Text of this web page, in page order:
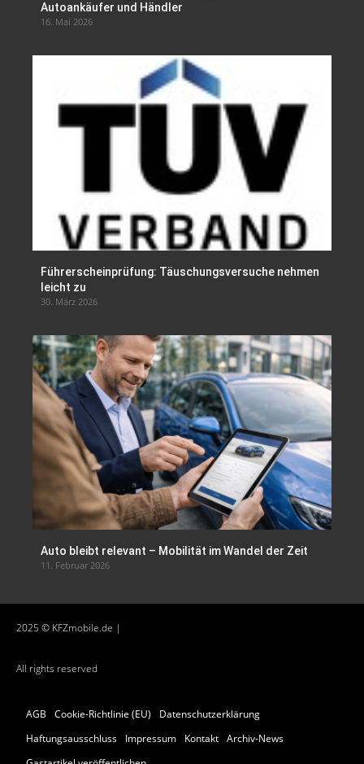
Autoankäufer und Händler
16. Mai 2026
Führerscheinprüfung: Täuschungsversuche nehmen
leicht zu
30. März 2026
Auto bleibt relevant – Mobilität im Wandel der Zeit
11. Februar 2026
2025 © KFZmobile.de |
All rights reserved
AGB Cookie-Richtlinie (EU)
Datenschutzerklärung
Haftungsausschluss
Impressum Kontakt Archiv-News